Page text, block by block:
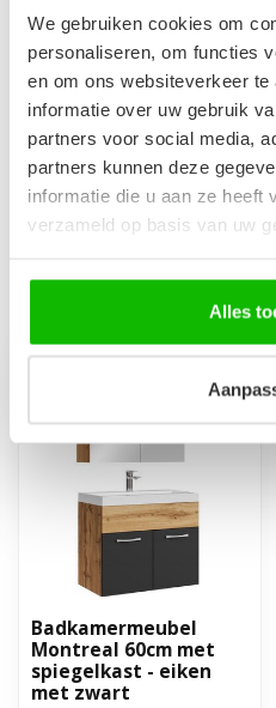
We gebruiken cookies om
personaliseren, om functies
en om ons websiteverkeer
informatie over uw gebruik
partners voor social media,
partners kunnen deze
informatie die u aan ze heeft
verzameld op basis van uw
Alles
Afvoerplug groot
met overloop
Op voorraad
Wastafelkraan
Op voorraad
Recent bekeken
Badkamermeubel
Montreal 60cm met
spiegelkast - eiken
met zwart